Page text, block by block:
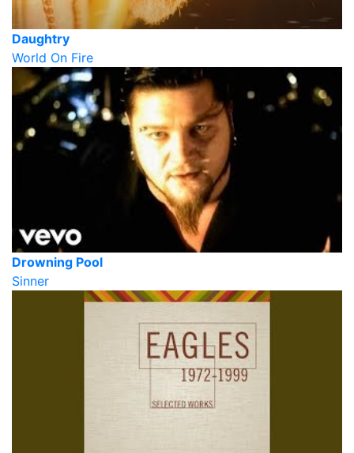
Daughtry
World On Fire
Drowning Pool
Sinner